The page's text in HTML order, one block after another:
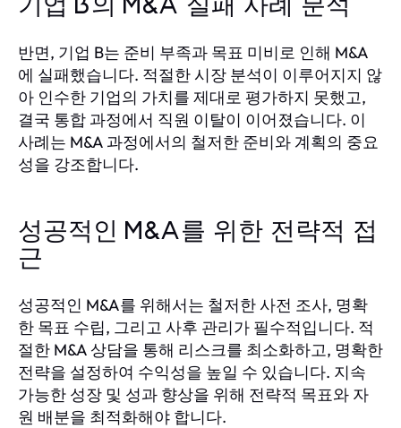
기업 B의 M&A 실패 사례 분석
반면, 기업 B는 준비 부족과 목표 미비로 인해 M&A
에 실패했습니다. 적절한 시장 분석이 이루어지지 않
아 인수한 기업의 가치를 제대로 평가하지 못했고,
결국 통합 과정에서 직원 이탈이 이어졌습니다. 이
사례는 M&A 과정에서의 철저한 준비와 계획의 중요
성을 강조합니다.
성공적인 M&A를 위한 전략적 접
근
성공적인 M&A를 위해서는 철저한 사전 조사, 명확
한 목표 수립, 그리고 사후 관리가 필수적입니다. 적
절한 M&A 상담을 통해 리스크를 최소화하고, 명확한
전략을 설정하여 수익성을 높일 수 있습니다. 지속
가능한 성장 및 성과 향상을 위해 전략적 목표와 자
원 배분을 최적화해야 합니다.